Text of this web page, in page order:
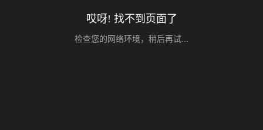
哎呀! 找不到页面了
检查您的网络环境，稍后再试...